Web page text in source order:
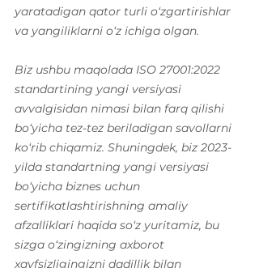
yaratadigan qator turli o‘zgartirishlar
va yangiliklarni o‘z ichiga olgan.
Biz ushbu maqolada ISO 27001:2022
standartining yangi versiyasi
avvalgisidan nimasi bilan farq qilishi
bo‘yicha tez-tez beriladigan savollarni
ko‘rib chiqamiz. Shuningdek, biz 2023-
yilda standartning yangi versiyasi
bo‘yicha biznes uchun
sertifikatlashtirishning amaliy
afzalliklari haqida so‘z yuritamiz, bu
sizga o‘zingizning axborot
xavfsizligingizni dadillik bilan